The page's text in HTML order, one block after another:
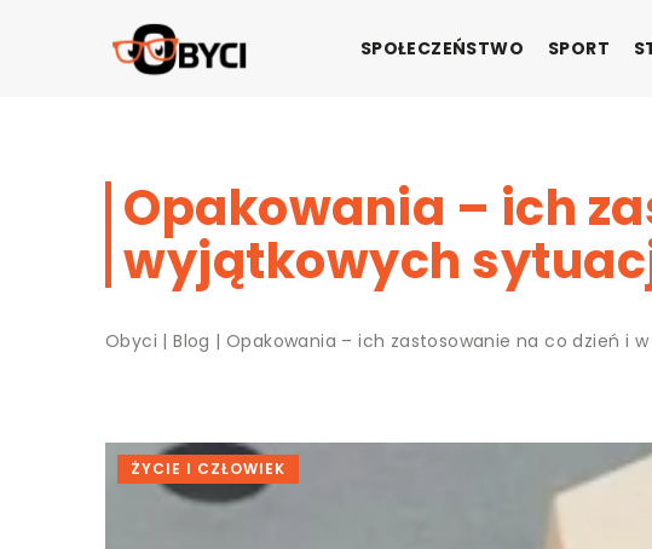
SPOŁECZEŃSTWO SPORT
Opakowania – ich
wyjątkowych
Obyci |Blog |Opakowania – ich zastosowanie na co dzień i
ŻYCIE I CZŁOWIEK